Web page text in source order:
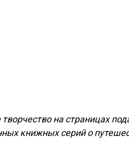
на страницах
книжных серий о